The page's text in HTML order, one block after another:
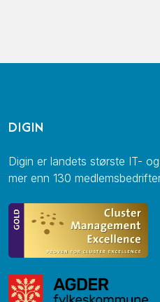
DIGIN
Digin er landets største IT-
mer enn 130